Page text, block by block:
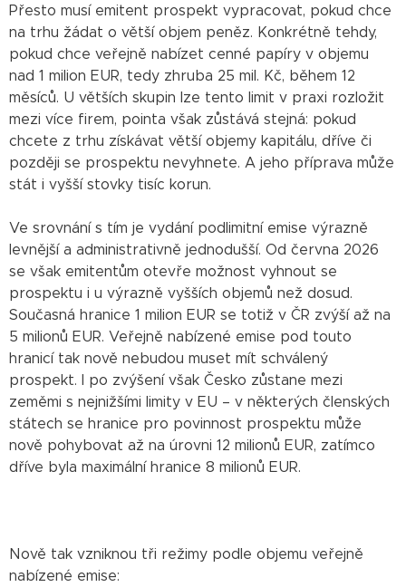
Přesto musí emitent prospekt vypracovat, pokud chce
na trhu žádat o větší objem peněz. Konkrétně tehdy,
pokud chce veřejně nabízet cenné papíry v objemu
nad 1 milion EUR, tedy zhruba 25 mil. Kč, během 12
měsíců. U větších skupin lze tento limit v praxi rozložit
mezi více firem, pointa však zůstává stejná: pokud
chcete z trhu získávat větší objemy kapitálu, dříve či
později se prospektu nevyhnete. A jeho příprava může
stát i vyšší stovky tisíc korun.
Ve srovnání s tím je vydání podlimitní emise výrazně
levnější a administrativně jednodušší. Od června 2026
se však emitentům otevře možnost vyhnout se
prospektu i u výrazně vyšších objemů než dosud.
Současná hranice 1 milion EUR se totiž v ČR zvýší až na
5 milionů EUR. Veřejně nabízené emise pod touto
hranicí tak nově nebudou muset mít schválený
prospekt. I po zvýšení však Česko zůstane mezi
zeměmi s nejnižšími limity v EU – v některých členských
státech se hranice pro povinnost prospektu může
nově pohybovat až na úrovni 12 milionů EUR, zatímco
dříve byla maximální hranice 8 milionů EUR.
Nově tak vzniknou tři režimy podle objemu veřejně
nabízené emise: